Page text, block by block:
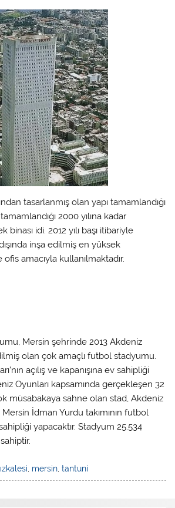
tasarlanmış olan yapı tamamlandığı
2000 yılına kadar
binası idi. 2012 yılı başı itibariyle
inşa edilmiş en yüksek
amacıyla kullanılmaktadır.
Mersin şehrinde 2013 Akdeniz
olan çok amaçlı futbol stadyumu.
açılış ve kapanışına ev sahipliği
Oyunları kapsamında gerçekleşen 32
müsabakaya sahne olan stad, Akdeniz
Mersin İdman Yurdu takımının futbol
yapacaktır. Stadyum 25.534
, mersin,tantuni